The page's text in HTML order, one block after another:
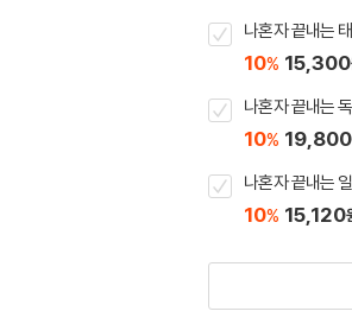
나혼자 끝내는
10% 15,300
나혼자 끝내는
10% 19,800
나혼자 끝내는
10% 15,120